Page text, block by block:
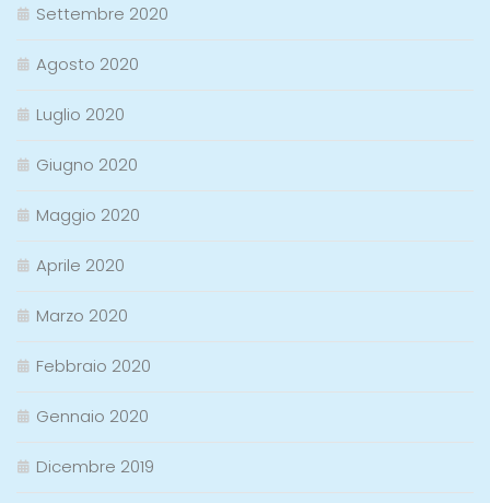
Settembre 2020
Agosto 2020
Luglio 2020
Giugno 2020
Maggio 2020
Aprile 2020
Marzo 2020
Febbraio 2020
Gennaio 2020
Dicembre 2019